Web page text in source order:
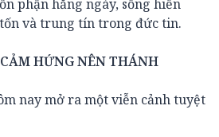
phận hằng ngày, sống hiền
và trung tín trong đức tin.
HỨNG NÊN THÁNH
nay mở ra một viễn cảnh tuyệt